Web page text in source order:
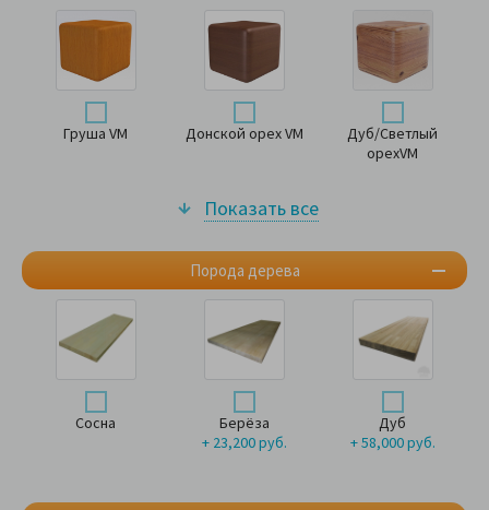
Порода дерева
Груша VM Донской орех VM
Дуб/Светлый
орехVM
Показать все
Сосна
Берёза
+ 23,200 руб.
Дуб
+ 58,000 руб.